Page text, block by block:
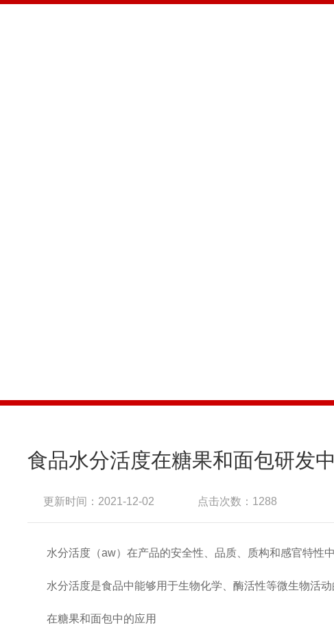
食品水分活度在糖果和面包研发
更新时间：2021-12-02 点击次数：1288
水分活度（aw）在产品的安全性、品质、质构和感官特性
水分活度是食品中能够用于生物化学、酶活性等微生物活
在糖果和面包中的应用